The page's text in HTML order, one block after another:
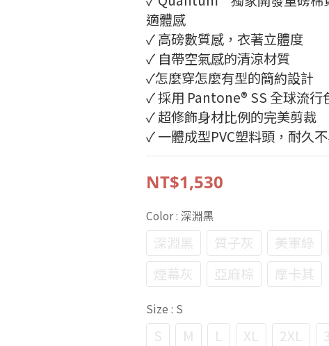
適體感
✓ 高磅數質感，衣著立體度
✓ 自帶空氣感的清涼材質
✓怎麼穿怎麼有型的簡約設計
✓ 採用 Pantone® SS 全球流行
✓ 超修飾身材比例的完美剪裁
✓ 一體成型PVC塑料頭，耐久
NT$1,530
Color: 深淵黑
深淵黑 質子灰 美軍綠
煙幕灰
亞麻棕 摩卡其
Size : S
S M L XL 2XL